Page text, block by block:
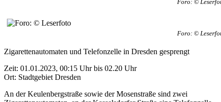
Foro: ©
Foro: ©
Zigarettenautomaten und Telefonzelle in Dresden gesprengt
Zeit: 01.01.2023, 00:15 Uhr bis 02.20 Uhr
Ort: Stadtgebiet Dresden
An der Keulenbergstraße sowie der Mosenstraße sind zwei